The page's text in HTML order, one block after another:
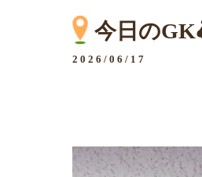
今日の
2026/06/17